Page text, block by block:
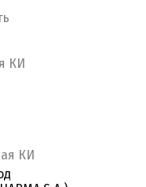
КИ
КИ